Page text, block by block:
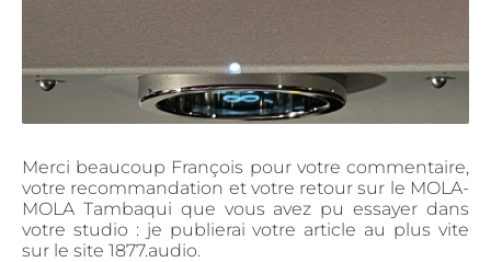
Merci beaucoup François pour votre commentaire,
votre recommandation et votre retour sur le MOLA-
MOLA Tambaqui que vous avez pu essayer dans
votre studio : je publierai votre article au plus vite
sur le site 1877.audio.